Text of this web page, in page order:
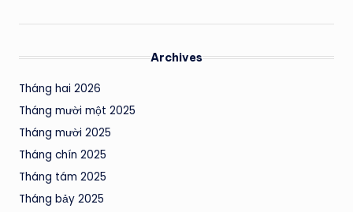
Archives
Tháng hai 2026
Tháng mười một 2025
Tháng mười 2025
Tháng chín 2025
Tháng tám 2025
Tháng bảy 2025